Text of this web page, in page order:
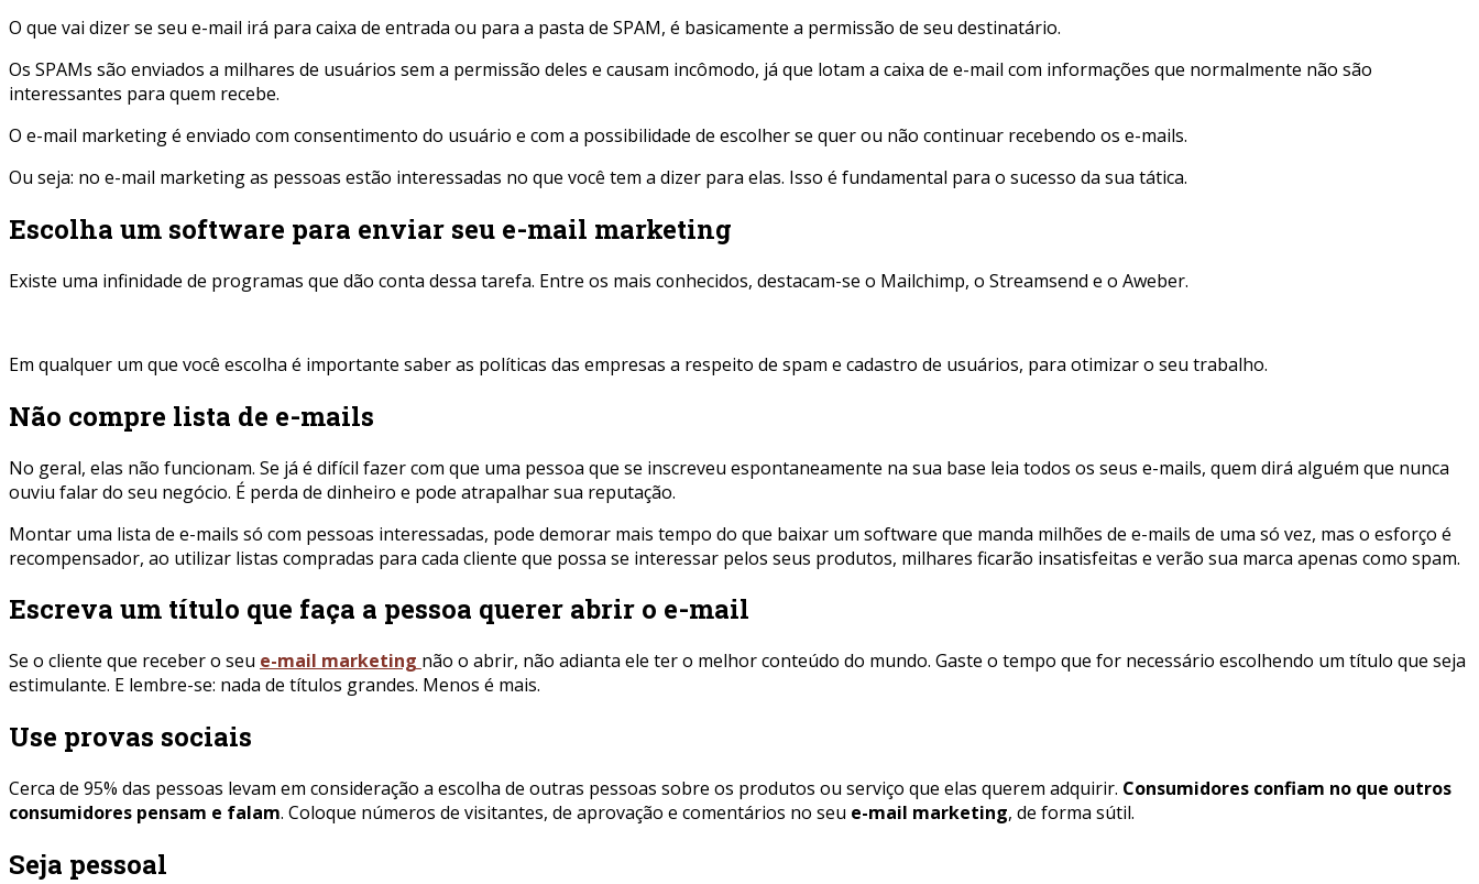
O que vai dizer se seu e-mail irá para caixa de entrada ou para a pasta de SPAM, é basicamente a permissão de seu destinatário.
Os SPAMs são enviados a milhares de usuários sem a permissão deles e causam incômodo, já que lotam a caixa de e-mail com informações que normalmente não são
interessantes para quem recebe.
O e-mail marketing é enviado com consentimento do usuário e com a possibilidade de escolher se quer ou não continuar recebendo os e-mails.
Ou seja: no e-mail marketing as pessoas estão interessadas no que você tem a dizer para elas. Isso é fundamental para o sucesso da sua tática.
Escolha um software para enviar seu e-mail marketing
Existe uma infinidade de programas que dão conta dessa tarefa. Entre os mais conhecidos, destacam-se o Mailchimp, o Streamsend e o Aweber.
Em qualquer um que você escolha é importante saber as políticas das empresas a respeito de spam e cadastro de usuários, para otimizar o seu trabalho.
Não compre lista de e-mails
No geral, elas não funcionam. Se já é difícil fazer com que uma pessoa que se inscreveu espontaneamente na sua base leia todos os seus e-mails, quem dirá alguém que nunca
ouviu falar do seu negócio. É perda de dinheiro e pode atrapalhar sua reputação.
Montar uma lista de e-mails só com pessoas interessadas, pode demorar mais tempo do que baixar um software que manda milhões de e-mails de uma só vez, mas o esforço é
recompensador, ao utilizar listas compradas para cada cliente que possa se interessar pelos seus produtos, milhares ficarão insatisfeitas e verão sua marca apenas como spam.
Escreva um título que faça a pessoa querer abrir o e-mail
Se o cliente que receber o seu e-mail marketing não o abrir, não adianta ele ter o melhor conteúdo do mundo. Gaste o tempo que for necessário escolhendo um título que seja
estimulante. E lembre-se: nada de títulos grandes. Menos é mais.
Use provas sociais
Cerca de 95% das pessoas levam em consideração a escolha de outras pessoas sobre os produtos ou serviço que elas querem adquirir. Consumidores confiam no que outros
consumidores pensam e falam. Coloque números de visitantes, de aprovação e comentários no seu e-mail marketing, de forma sútil.
Seja pessoal